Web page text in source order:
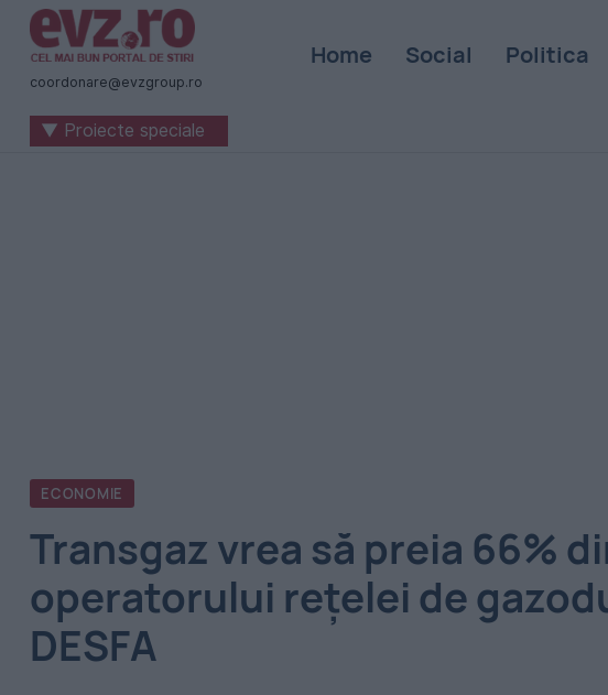
Știri
naționale
internaționale
coordonare@evzgroup.ro
Home Social Politica
▼ Proiecte speciale
ECONOMIE
Transgaz vrea să preia 66%
operatorului reţelei de
DESFA